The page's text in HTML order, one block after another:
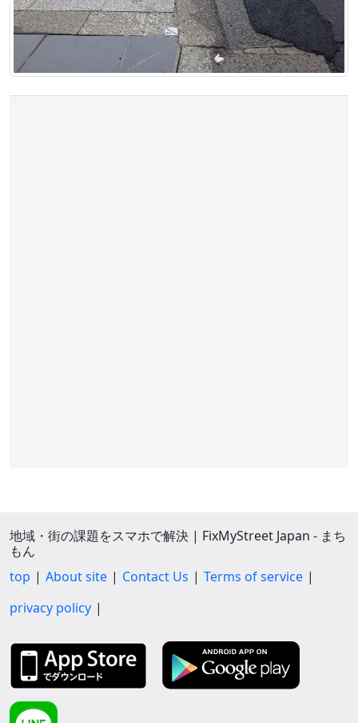
地域・街の課題をスマホで解決 | FixMyStreet Japan - まち
もん
top
About site Contact Us
Terms of service
privacy policy